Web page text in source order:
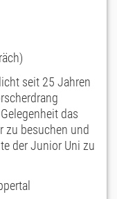
seit 25 Jahren
das
zu besuchen und
der Junior Uni zu